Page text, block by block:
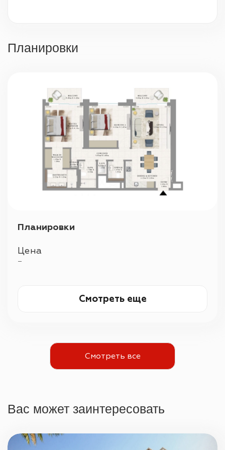
Планировки
Планировки
Цена
—
Смотреть еще
Смотреть все
Вас может заинтересовать